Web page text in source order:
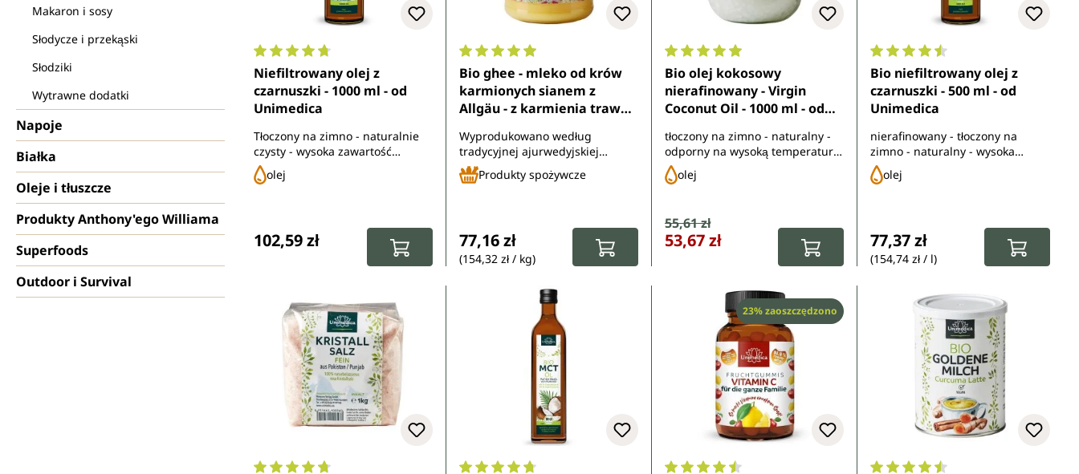
Makaron i sosy
Słodycze i przekąski
Słodziki
Wytrawne dodatki
Napoje
Białka
Oleje i tłuszcze
Produkty Anthony'ego Williama
Superfoods
Outdoor i Survival
Średnia ocena 4.7 z 5 gwiazdek
Niefiltrowany olej z
czarnuszki - 1000 ml - od
Unimedica
Tłoczony na zimno - naturalnie
czysty - wysoka zawartość
tymochinonu
olej
102,59 zł
Średnia ocena 4.9 z 5 gwiazdek
Bio ghee - mleko od krów
karmionych sianem z
Allgäu - z karmienia trawą i
Unimedica
Wyprodukowano według
tradycyjnej ajurwedyjskiej
metody gotowania - bez laktozy -
z kontrolowanych upraw
Produkty spożywcze
77,16 zł
(154,32 zł / kg)
Średnia ocena 4.9 z 5 gwiazdek
Bio olej kokosowy
nierafinowany - Virgin
Coconut Oil - 1000 ml - od
tłoczony na zimno - naturalny -
odporny na wysoką temperaturę
- z kontrolowanych upraw
ekologicznych
olej
Cena sprzedaży:
Cena regularna:
55,61 zł
53,67 zł
Średnia ocena 4.6 z 5 gwiazdek
Bio niefiltrowany olej z
czarnuszki - 500 ml - od
Unimedica
nierafinowany - tłoczony na
zimno - naturalny - wysoka
zawartość tymochinonu - bogaty
w kwas linolowy - z
olej
77,37 zł
(154,74 zł / l)
Rabat
23% zaoszczędzono